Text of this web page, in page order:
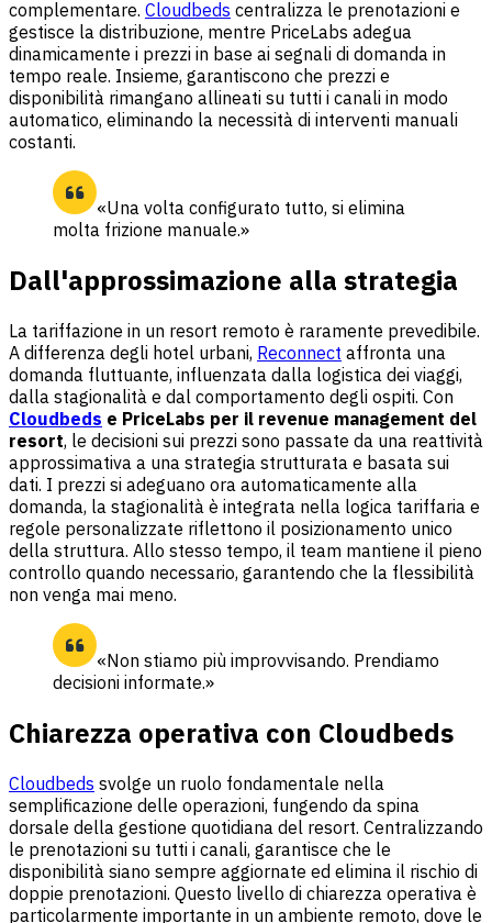
complementare. Cloudbeds centralizza le prenotazioni e
gestisce la distribuzione, mentre PriceLabs adegua
dinamicamente i prezzi in base ai segnali di domanda in
tempo reale. Insieme, garantiscono che prezzi e
disponibilità rimangano allineati su tutti i canali in modo
automatico, eliminando la necessità di interventi manuali
costanti.
«Una volta configurato tutto, si elimina
molta frizione manuale.»
Dall'approssimazione alla strategia
La tariffazione in un resort remoto è raramente prevedibile.
A differenza degli hotel urbani, Reconnect affronta una
domanda fluttuante, influenzata dalla logistica dei viaggi,
dalla stagionalità e dal comportamento degli ospiti. Con
Cloudbeds e PriceLabs per il revenue management del
resort, le decisioni sui prezzi sono passate da una reattività
approssimativa a una strategia strutturata e basata sui
dati. I prezzi si adeguano ora automaticamente alla
domanda, la stagionalità è integrata nella logica tariffaria e
regole personalizzate riflettono il posizionamento unico
della struttura. Allo stesso tempo, il team mantiene il pieno
controllo quando necessario, garantendo che la flessibilità
non venga mai meno.
«Non stiamo più improvvisando. Prendiamo
decisioni informate.»
Chiarezza operativa con Cloudbeds
Cloudbeds svolge un ruolo fondamentale nella
semplificazione delle operazioni, fungendo da spina
dorsale della gestione quotidiana del resort. Centralizzando
le prenotazioni su tutti i canali, garantisce che le
disponibilità siano sempre aggiornate ed elimina il rischio di
doppie prenotazioni. Questo livello di chiarezza operativa è
particolarmente importante in un ambiente remoto, dove le